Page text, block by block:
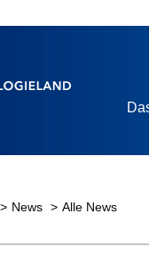
News Alle News